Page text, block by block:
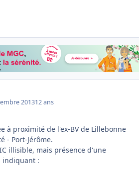
201312 ans
à proximité de l'ex-BV de Lillebonne
- Port-Jérôme.
illisible, mais présence d'une
indiquant :